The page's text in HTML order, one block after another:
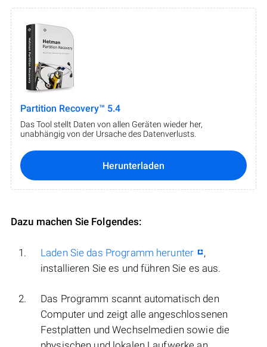
Partition Recovery™ 5.4
Das Tool stellt Daten von allen Geräten wieder her,
unabhängig von der Ursache des Datenverlusts.
Herunterladen
Dazu machen Sie Folgendes:
Laden Sie das Programm herunter
,
installieren Sie es und führen Sie es aus.
Das Programm scannt automatisch den
Computer und zeigt alle angeschlossenen
Festplatten und Wechselmedien sowie die